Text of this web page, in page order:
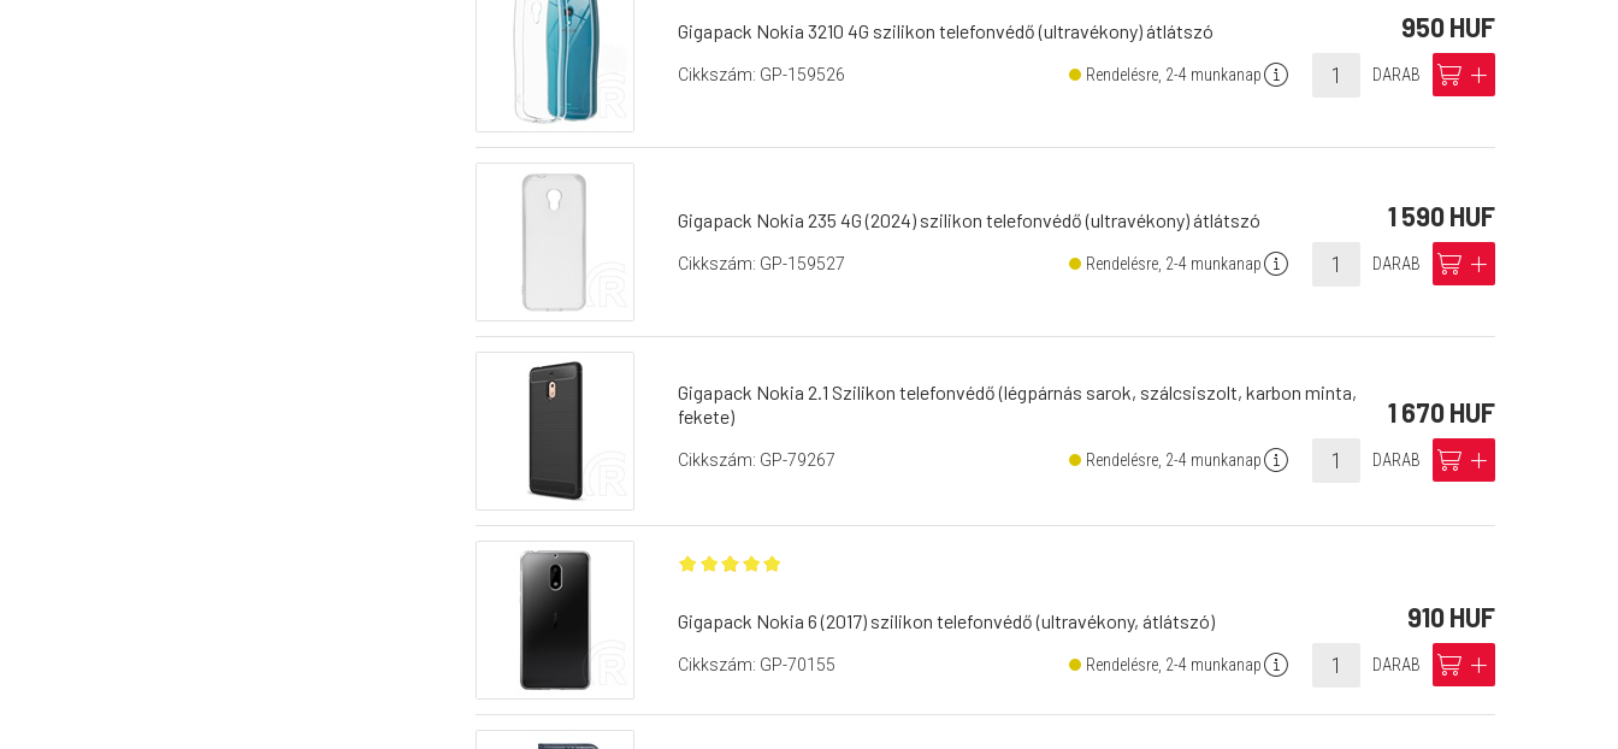
Gigapack Nokia 3210 4G szilikon telefonvédő (ultravékony) átlátszó 950 HUF
Cikkszám: GP-159526 Rendelésre, 2-4 munkanapinfo DARAB cart add
Gigapack Nokia 235 4G (2024) szilikon telefonvédő (ultravékony) átlátszó 1 590 HUF
Cikkszám: GP-159527 Rendelésre, 2-4 munkanapinfo DARAB cart add
Gigapack Nokia 2.1 Szilikon telefonvédő (légpárnás sarok, szálcsiszolt, karbon minta,
fekete)
1 670 HUF
Cikkszám: GP-79267 Rendelésre, 2-4 munkanapinfo DARAB cart add
Gigapack Nokia 6 (2017) szilikon telefonvédő (ultravékony, átlátszó) 910 HUF
Cikkszám: GP-70155 Rendelésre, 2-4 munkanapinfo DARAB cart add